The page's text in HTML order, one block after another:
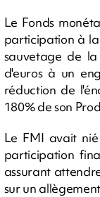
Le Fonds
participation à
sauvetage de
d'euros à un
réduction de
180% de son
Le FMI avait
participation
assurant
sur un